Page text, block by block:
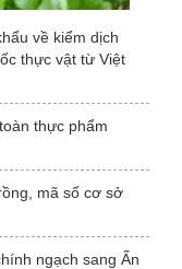
về kiểm dịch
thực vật từ Việt
thực phẩm
mã số cơ sở
ngạch sang Ấn